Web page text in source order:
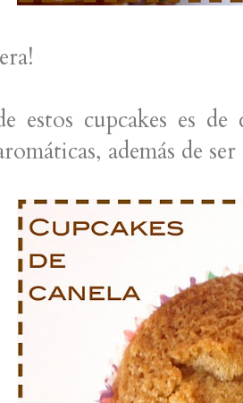
estos cupcakes es
además de